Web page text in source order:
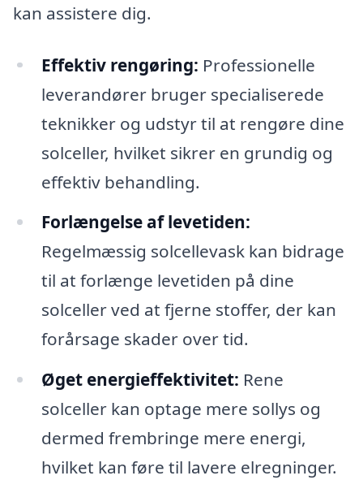
kan assistere dig.
Effektiv rengøring: Professionelle
leverandører bruger specialiserede
teknikker og udstyr til at rengøre dine
solceller, hvilket sikrer en grundig og
effektiv behandling.
Forlængelse af levetiden:
Regelmæssig solcellevask kan bidrage
til at forlænge levetiden på dine
solceller ved at fjerne stoffer, der kan
forårsage skader over tid.
Øget energieffektivitet: Rene
solceller kan optage mere sollys og
dermed frembringe mere energi,
hvilket kan føre til lavere elregninger.